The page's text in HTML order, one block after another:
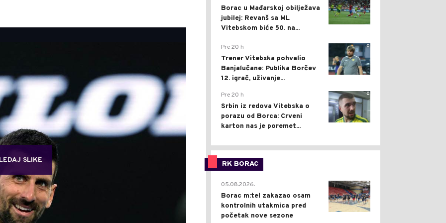
SLIKE
Borac u Mađarskoj obilježava
jubilej: Revanš sa ML
Vitebskom biće 50. na...
0
Pre 20 h
Trener Vitebska pohvalio
Banjalučane: Publika Borčev
12. igrač, uživanje...
0
Pre 20 h
Srbin iz redova Vitebska o
porazu od Borca: Crveni
karton nas je poremet...
RK BORAC
0
05.08.2026.
Borac m:tel zakazao osam
kontrolnih utakmica pred
početak nove sezone